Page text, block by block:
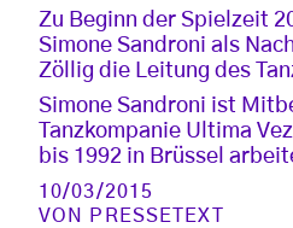
Zu Beginn der Spielzeit
Simone Sandroni als
Zöllig die Leitung des
Simone Sandroni ist
Tanzkompanie Ultima
bis 1992 in Brüssel
10/03/2015
VON
PRESSETEXT